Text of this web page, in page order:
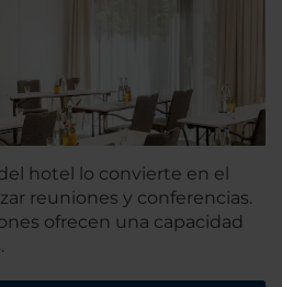
hotel lo convierte en el
reuniones y conferencias.
ofrecen una capacidad